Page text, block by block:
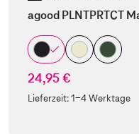
agood PLNTPRTCT
24,95 €
Lieferzeit:1-4 Werktage